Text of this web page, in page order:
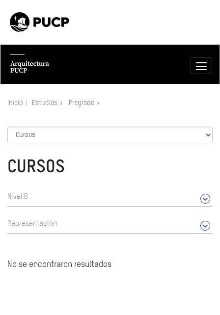
Inicio Estudios Pregrado
CURSOS
Nivel 6
Representación
No se encontraron resultados